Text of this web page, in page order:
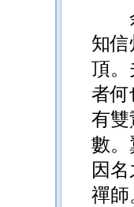
知信
頂。
者何
有雙
數。
因
禪師